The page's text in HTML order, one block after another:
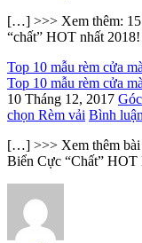
[…] >>> Xem thêm: 15
“chất” HOT nhất
Top 10 mẫu rèm cửa
Top 10 mẫu rèm cửa
10 Tháng 12, 2017
chọn Rèm vải Bình luận
[…] >>> Xem thêm bài
Biển Cực “Chất”